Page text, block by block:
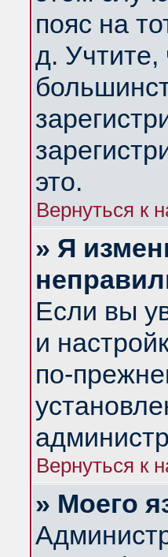
пояс на
д. Учтите,
это.
Вернуться к
» Я
Если вы
и
по-
Вернуться к
» Моего